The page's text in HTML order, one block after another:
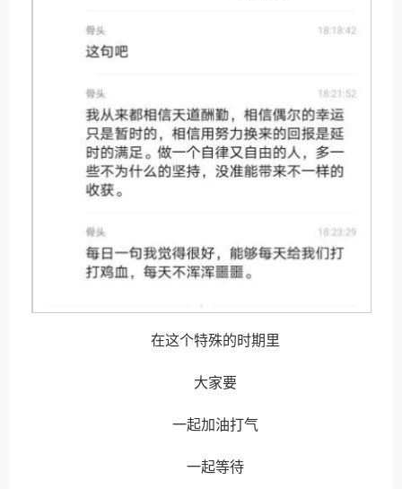
在这个特殊的时期里
大家要
一起加油打气
一起等待